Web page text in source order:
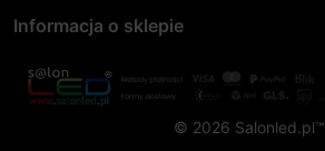
Informacja o sklepie
© 2026 Salonled.pl™